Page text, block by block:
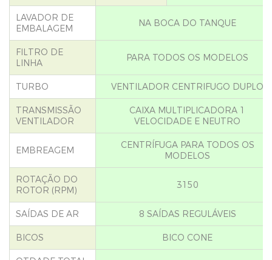
LAVADOR DE
EMBALAGEM
NA BOCA DO TANQUE
FILTRO DE
LINHA
PARA TODOS OS MODELOS
TURBO VENTILADOR CENTRIFUGO DUPLO
TRANSMISSÃO
VENTILADOR
CAIXA MULTIPLICADORA 1
VELOCIDADE E NEUTRO
EMBREAGEM
CENTRÍFUGA PARA TODOS OS
MODELOS
ROTAÇÃO DO
ROTOR (RPM)
3150
SAÍDAS DE AR 8 SAÍDAS REGULÁVEIS
BICOS BICO CONE